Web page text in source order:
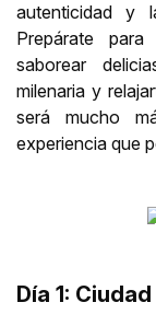
autenticidad y
Prepárate para
saborear
milenaria y
será mucho
experiencia que
Día 1: